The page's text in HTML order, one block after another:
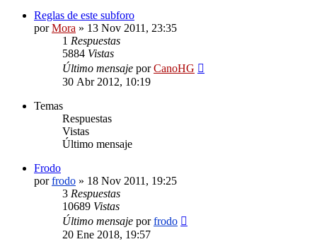
Reglas de este subforo
porMora » 13 Nov 2011, 23:35
1 Respuestas
5884 Vistas
Último mensaje porCanoHG
30 Abr 2012, 10:19
Temas
Respuestas
Vistas
Último mensaje
Frodo
porfrodo » 18 Nov 2011, 19:25
3 Respuestas
10689 Vistas
Último mensaje porfrodo
20 Ene 2018, 19:57